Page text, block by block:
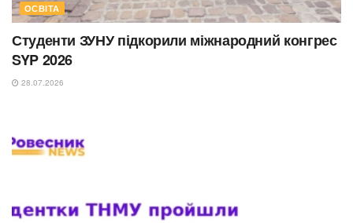
ОСВІТА
Студенти ЗУНУ підкорили міжнародний конгрес
SYP 2026
28.07.2026